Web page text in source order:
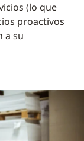
(lo que
proactivos
a su